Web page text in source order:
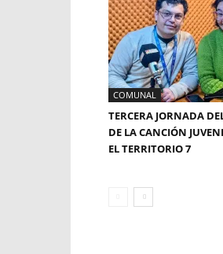
COMUNAL
TERCERA JORNADA
DE LA CANCIÓN
EL TERRITORIO 7